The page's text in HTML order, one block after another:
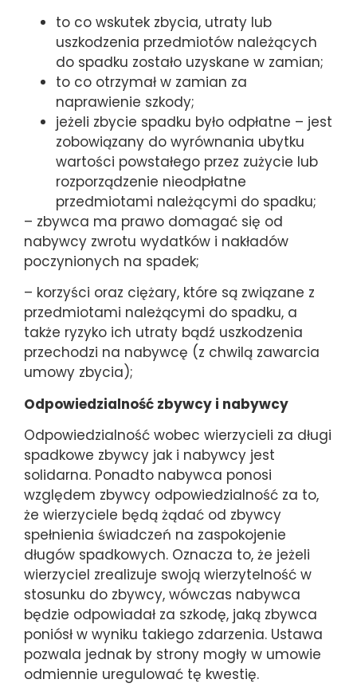
to co wskutek zbycia, utraty lub
uszkodzenia przedmiotów należących
do spadku zostało uzyskane w zamian;
to co otrzymał w zamian za
naprawienie szkody;
jeżeli zbycie spadku było odpłatne – jest
zobowiązany do wyrównania ubytku
wartości powstałego przez zużycie lub
rozporządzenie nieodpłatne
przedmiotami należącymi do spadku;
– zbywca ma prawo domagać się od
nabywcy zwrotu wydatków i nakładów
poczynionych na spadek;
– korzyści oraz ciężary, które są związane z
przedmiotami należącymi do spadku, a
także ryzyko ich utraty bądź uszkodzenia
przechodzi na nabywcę (z chwilą zawarcia
umowy zbycia);
Odpowiedzialność zbywcy i nabywcy
Odpowiedzialność wobec wierzycieli za długi
spadkowe zbywcy jak i nabywcy jest
solidarna. Ponadto nabywca ponosi
względem zbywcy odpowiedzialność za to,
że wierzyciele będą żądać od zbywcy
spełnienia świadczeń na zaspokojenie
długów spadkowych. Oznacza to, że jeżeli
wierzyciel zrealizuje swoją wierzytelność w
stosunku do zbywcy, wówczas nabywca
będzie odpowiadał za szkodę, jaką zbywca
poniósł w wyniku takiego zdarzenia. Ustawa
pozwala jednak by strony mogły w umowie
odmiennie uregulować tę kwestię.